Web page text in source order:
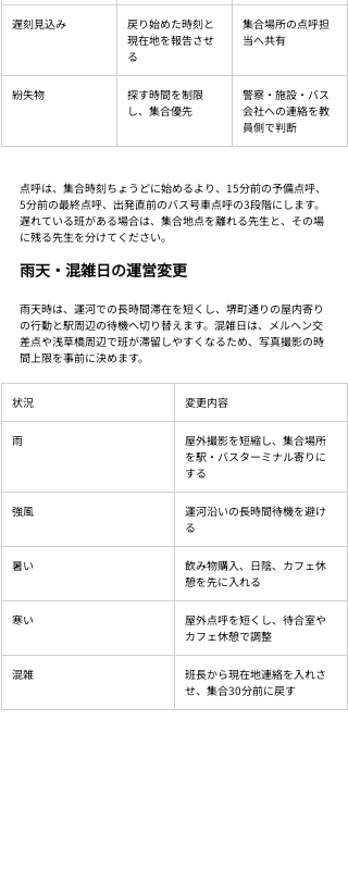
遅刻見込み
戻り始めた時刻と
現在地を報告させ
る
集合場所の点呼担
当へ共有
紛失物
探す時間を制限
し、集合優先
警察・施設・バス
会社への連絡を教
員側で判断
点呼は、集合時刻ちょうどに始めるより、15分前の予備点呼、
5分前の最終点呼、出発直前のバス号車点呼の3段階にします。
遅れている班がある場合は、集合地点を離れる先生と、その場
に残る先生を分けてください。
雨天・混雑日の運営変更
雨天時は、運河での長時間滞在を短くし、堺町通りの屋内寄り
の行動と駅周辺の待機へ切り替えます。混雑日は、メルヘン交
差点や浅草橋周辺で班が滞留しやすくなるため、写真撮影の時
間上限を事前に決めます。
状況 変更内容
雨
屋外撮影を短縮し、集合場所
を駅・バスターミナル寄りに
する
強風
運河沿いの長時間待機を避け
る
暑い
飲み物購入、日陰、カフェ休
憩を先に入れる
寒い
屋外点呼を短くし、待合室や
カフェ休憩で調整
混雑
班長から現在地連絡を入れさ
せ、集合30分前に戻す